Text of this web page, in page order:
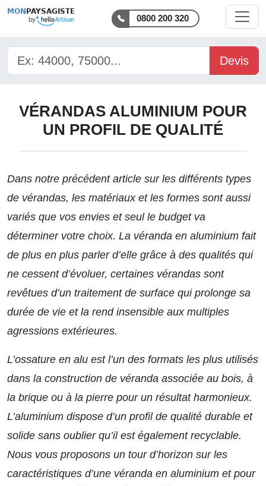
MON PAYSAGISTE
0800 200 320
Devis
VÉRANDAS ALUMINIUM POUR
UN PROFIL DE QUALITÉ
Dans notre précédentarticle sur les différents types
de vérandas, les matériaux et les formes sont aussi
variés que vos envies et seul le budget va
déterminer votre choix. La véranda en aluminium fait
de plus en plus parler d’elle grâce à des qualités qui
ne cessent d’évoluer, certaines vérandas sont
revêtues d’un traitement de surface qui prolonge sa
durée de vie et la rend insensible aux multiples
agressions extérieures.
L’ossature en alu est l’un des formats les plus utilisés
dans la construction de véranda associée au bois, à
la brique ou à la pierre pour un résultat harmonieux.
L’aluminium dispose d’un profil de qualité durable et
solide sans oublier qu’il est également recyclable.
Nous vous proposons un tour d’horizon sur les
caractéristiques d’une véranda en aluminium et pour